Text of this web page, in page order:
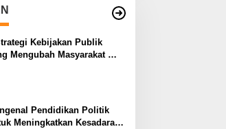
Kebijakan Publik
Mengubah Masyarakat
Pendidikan Politik
Meningkatkan Kesadaran